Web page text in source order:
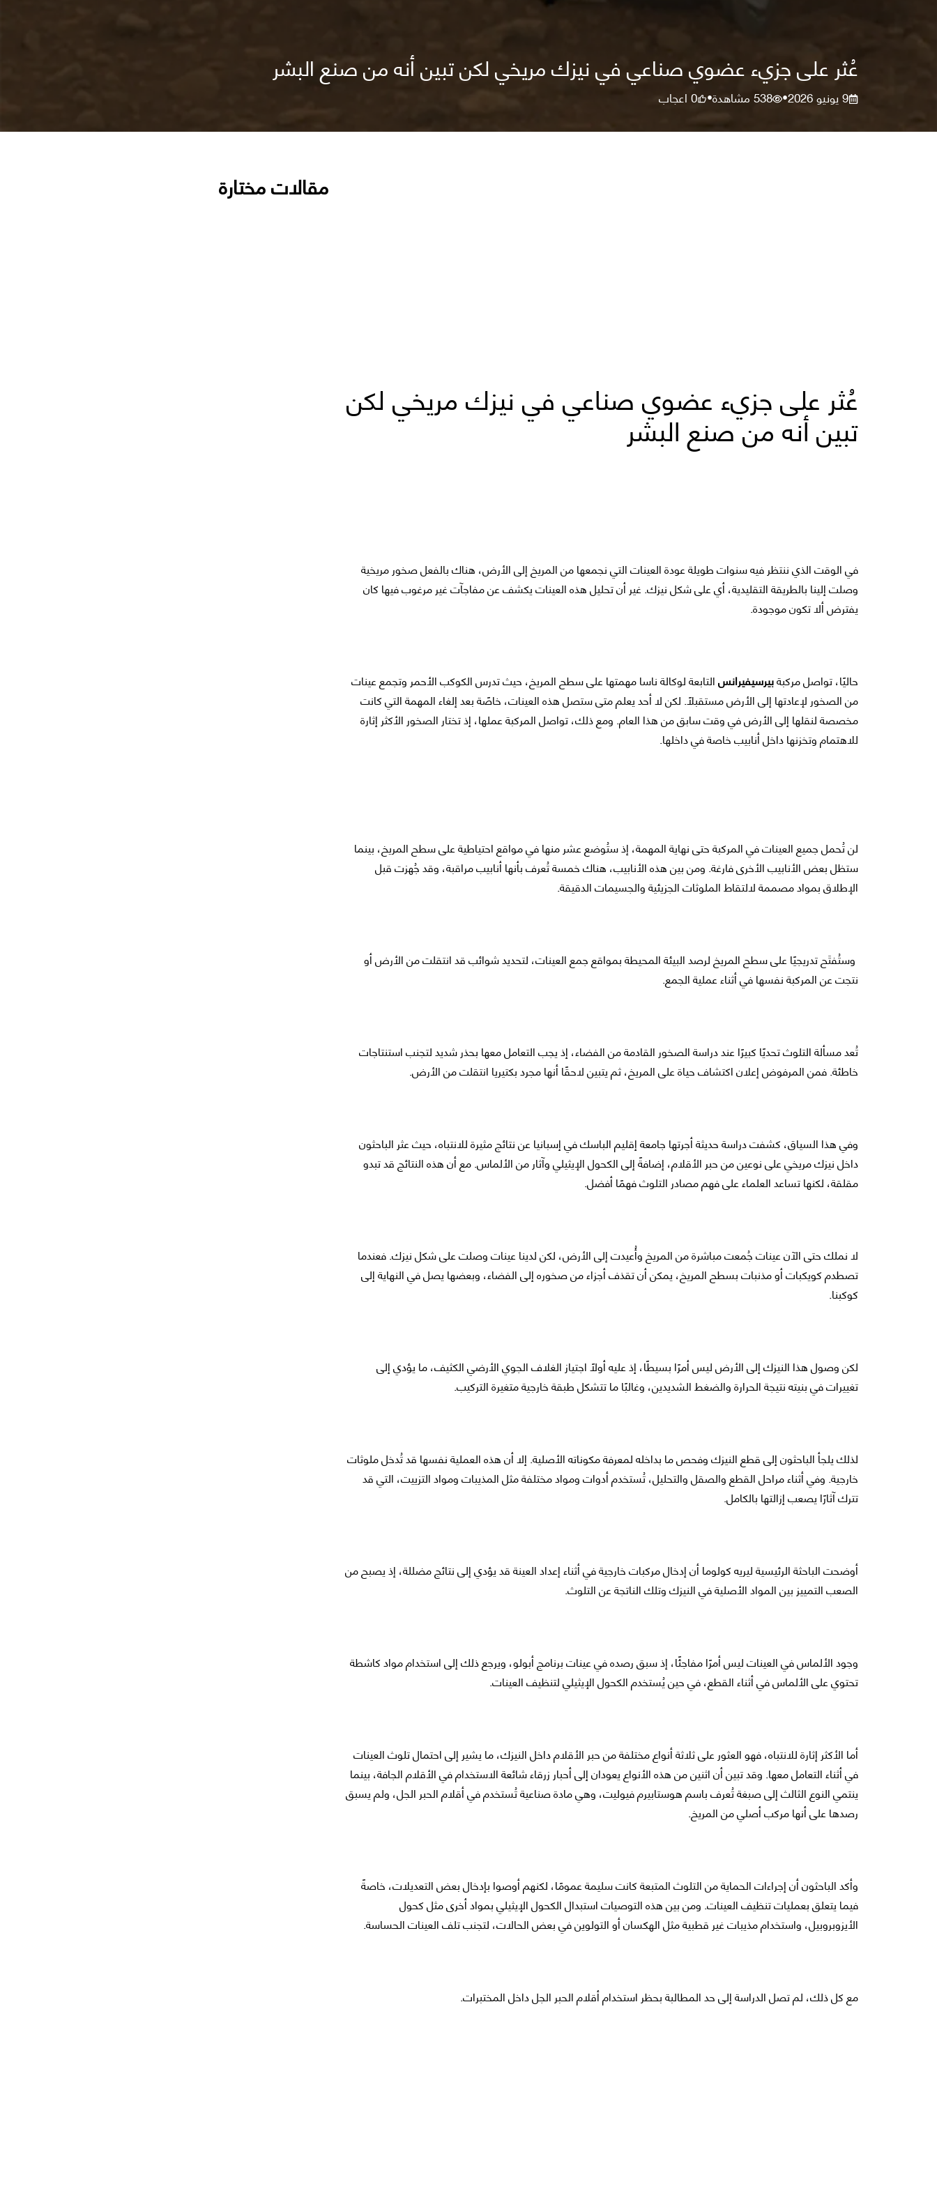
عُثر على جزيء عضوي صناعي في نيزك مريخي لكن تبين أنه من صنع البشر
9 يونيو 2026 •
538مشاهدة•
0اعجاب
عُثر على جزيء عضوي صناعي في نيزك مريخي لكن
تبين أنه من صنع البشر
في الوقت الذي ننتظر فيه سنوات طويلة عودة العينات التي نجمعها من المريخ إلى الأرض، هناك بالفعل صخور مريخية
وصلت إلينا بالطريقة التقليدية، أي على شكل نيزك. غير أن تحليل هذه العينات يكشف عن مفاجآت غير مرغوب فيها كان
يفترض ألا تكون موجودة.
حاليًا، تواصل مركبةبيرسيفيرانسالتابعة لوكالة ناسا مهمتها على سطح المريخ، حيث تدرس الكوكب الأحمر وتجمع عينات
من الصخور لإعادتها إلى الأرض مستقبلًا. لكن لا أحد يعلم متى ستصل هذه العينات، خاصًة بعد إلغاء المهمة التي كانت
مخصصة لنقلها إلى الأرض في وقت سابق من هذا العام. ومع ذلك، تواصل المركبة عملها، إذ تختار الصخور الأكثر إثارة
للاهتمام وتخزنها داخل أنابيب خاصة في داخلها.
لن تُحمل جميع العينات في المركبة حتى نهاية المهمة، إذ ستُوضع عشر منها في مواقع احتياطية على سطح المريخ، بينما
ستظل بعض الأنابيب الأخرى فارغة. ومن بين هذه الأنابيب، هناك خمسة تُعرف بأنها أنابيب مراقبة، وقد جُهزت قبل
الإطلاق بمواد مصممة لالتقاط الملوثات الجزيئية والجسيمات الدقيقة.
وستُفتَح تدريجيًا على سطح المريخ لرصد البيئة المحيطة بمواقع جمع العينات، لتحديد شوائب قد انتقلت من الأرض أو
نتجت عن المركبة نفسها في أثناء عملية الجمع.
تُعد مسألة التلوث تحديًا كبيرًا عند دراسة الصخور القادمة من الفضاء، إذ يجب التعامل معها بحذر شديد لتجنب استنتاجات
خاطئة. فمن المرفوض إعلان اكتشاف حياة على المريخ، ثم يتبين لاحقًا أنها مجرد بكتيريا انتقلت من الأرض.
وفي هذا السياق، كشفت دراسة حديثة أجرتها جامعة إقليم الباسك في إسبانيا عن نتائج مثيرة للانتباه، حيث عثر الباحثون
داخل نيزك مريخي على نوعين من حبر الأقلام، إضافةً إلى الكحول الإيثيلي وآثار من الألماس. مع أن هذه النتائج قد تبدو
مقلقة، لكنها تساعد العلماء على فهم مصادر التلوث فهمًا أفضل.
لا نملك حتى الآن عينات جُمعت مباشرة من المريخ وأُعيدت إلى الأرض، لكن لدينا عينات وصلت على شكل نيزك. فعندما
تصطدم كويكبات أو مذنبات بسطح المريخ، يمكن أن تقذف أجزاء من صخوره إلى الفضاء، وبعضها يصل في النهاية إلى
كوكبنا.
لكن وصول هذا النيزك إلى الأرض ليس أمرًا بسيطًا، إذ عليه أولًا اجتياز الغلاف الجوي الأرضي الكثيف، ما يؤدي إلى
تغييرات في بنيته نتيجة الحرارة والضغط الشديدين، وغالبًا ما تتشكل طبقة خارجية متغيرة التركيب.
لذلك يلجأ الباحثون إلى قطع النيزك وفحص ما بداخله لمعرفة مكوناته الأصلية. إلا أن هذه العملية نفسها قد تُدخل ملوثات
خارجية. وفي أثناء مراحل القطع والصقل والتحليل، تُستخدم أدوات ومواد مختلفة مثل المذيبات ومواد التزييت، التي قد
تترك آثارًا يصعب إزالتها بالكامل.
أوضحت الباحثة الرئيسية ليريه كولوما أن إدخال مركبات خارجية في أثناء إعداد العينة قد يؤدي إلى نتائج مضللة، إذ يصبح من
الصعب التمييز بين المواد الأصلية في النيزك وتلك الناتجة عن التلوث.
وجود الألماس في العينات ليس أمرًا مفاجئًا، إذ سبق رصده في عينات برنامج أبولو، ويرجع ذلك إلى استخدام مواد كاشطة
تحتوي على الألماس في أثناء القطع، في حين يُستخدم الكحول الإيثيلي لتنظيف العينات.
أما الأكثر إثارة للانتباه، فهو العثور على ثلاثة أنواع مختلفة من حبر الأقلام داخل النيزك، ما يشير إلى احتمال تلوث العينات
في أثناء التعامل معها. وقد تبين أن اثنين من هذه الأنواع يعودان إلى أحبار زرقاء شائعة الاستخدام في الأقلام الجافة، بينما
ينتمي النوع الثالث إلى صبغة تُعرف باسم هوستابيرم فيوليت، وهي مادة صناعية تُستخدم في أقلام الحبر الجل، ولم يسبق
رصدها على أنها مركب أصلي من المريخ.
وأكد الباحثون أن إجراءات الحماية من التلوث المتبعة كانت سليمة عمومًا، لكنهم أوصوا بإدخال بعض التعديلات، خاصةً
فيما يتعلق بعمليات تنظيف العينات. ومن بين هذه التوصيات استبدال الكحول الإيثيلي بمواد أخرى مثل كحول
الأيزوبروبيل، واستخدام مذيبات غير قطبية مثل الهكسان أو التولوين في بعض الحالات، لتجنب تلف العينات الحساسة.
مع كل ذلك، لم تصل الدراسة إلى حد المطالبة بحظر استخدام أقلام الحبر الجل داخل المختبرات.
مقالات مختارة